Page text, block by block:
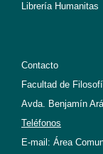
Librería Humanitas
Contacto
Facultad de
Avda. Benjamín
Teléfonos
E-mail: Área